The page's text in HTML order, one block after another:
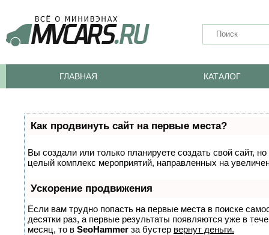
ГЛАВНАЯ КАТАЛОГ
Как продвинуть сайт на первые места?
Вы создали или только планируете создать свой сайт,
целый комплекс мероприятий, направленных на
Ускорение продвижения
Если вам трудно попасть на первые места в поиске
десятки раз, а первые результаты появляются уже в
месяц, то в SeoHammer за бустер вернут деньги.